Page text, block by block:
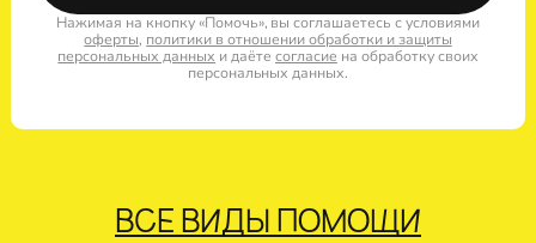
ВСЕ ВИДЫ ПОМОЩИ
Нажимая на кнопку «Помочь», вы соглашаетесь с условиями
оферты, политики в отношении обработки и защиты
персональных данных и даёте согласие на обработку своих
персональных данных.